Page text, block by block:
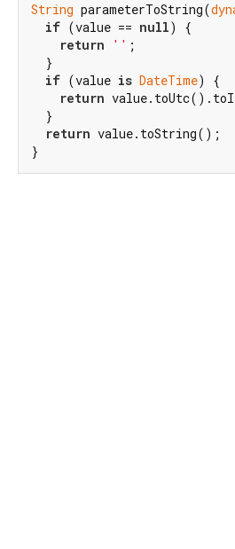
String parameterToString(
if (value == null) {
return
'' ;
  }
if (value is DateTime) {
return
  }
return value.toString();
}